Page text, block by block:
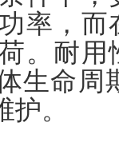
率，
。 耐用
生命
。